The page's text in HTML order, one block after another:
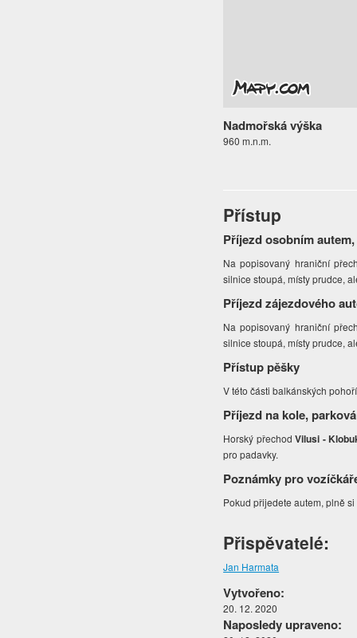
Nadmořská výška
960 m.n.m.
Přístup
Příjezd osobním
Na popisovaný hraniční
silnice stoupá, místy prudce,
Příjezd zájezdového
Na popisovaný hraniční
silnice stoupá, místy prudce,
Přístup pěšky
V této části balkánských
Příjezd na kole,
Horský přechodVilusi -
pro padavky.
Poznámky pro
Pokud přijedete autem, plně
Přispěvatelé:
Jan Harmata
Vytvořeno:
20. 12. 2020
Naposledy upraveno: